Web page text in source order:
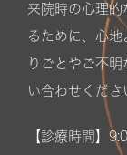
来院時の心理
るために、心地
りごとやご不
い合わせくださ
【診療時間】